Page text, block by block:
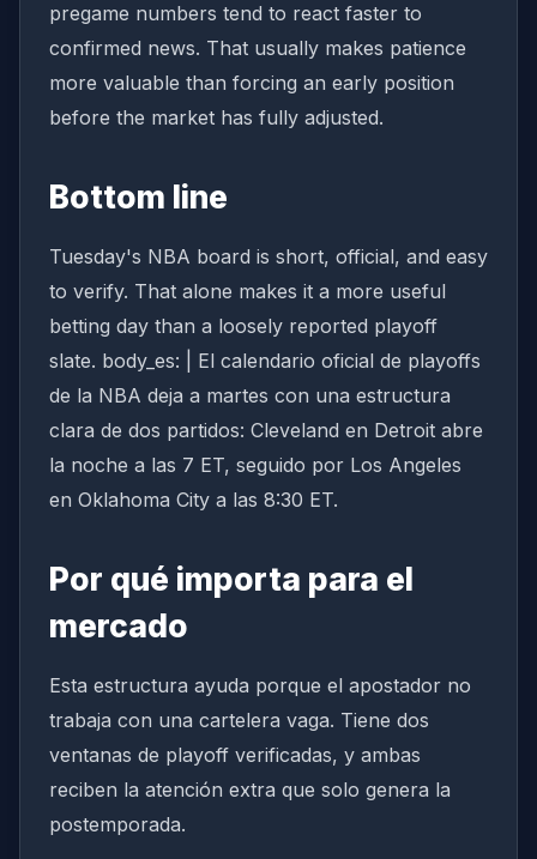
pregame numbers tend to react faster to
confirmed news. That usually makes patience
more valuable than forcing an early position
before the market has fully adjusted.
Bottom line
Tuesday's NBA board is short, official, and easy
to verify. That alone makes it a more useful
betting day than a loosely reported playoff
slate. body_es: | El calendario oficial de playoffs
de la NBA deja a martes con una estructura
clara de dos partidos: Cleveland en Detroit abre
la noche a las 7 ET, seguido por Los Angeles
en Oklahoma City a las 8:30 ET.
Por qué importa para el
mercado
Esta estructura ayuda porque el apostador no
trabaja con una cartelera vaga. Tiene dos
ventanas de playoff verificadas, y ambas
reciben la atención extra que solo genera la
postemporada.